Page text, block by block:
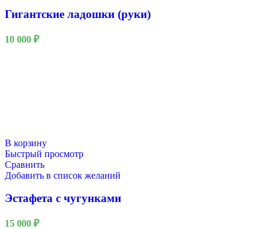
Гигантские ладошки (руки)
10 000 ₽
В корзину
Быстрый просмотр
Сравнить
Добавить в список желаний
Эстафета с чугунками
15 000 ₽